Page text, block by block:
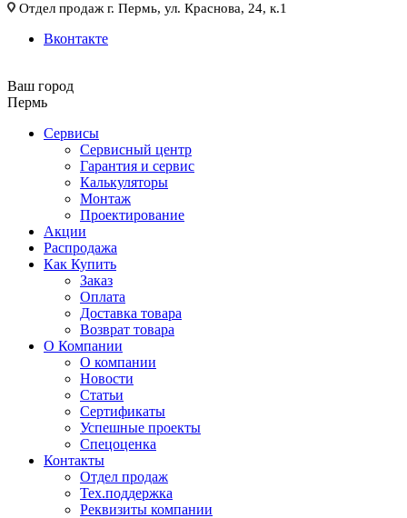
Отдел продаж г. Пермь, ул. Краснова, 24, к.1
Вконтакте
Ваш город
Пермь
Сервисы
Сервисный центр
Гарантия и сервис
Калькуляторы
Монтаж
Проектирование
Акции
Распродажа
Как Купить
Заказ
Оплата
Доставка товара
Возврат товара
О Компании
О компании
Новости
Статьи
Сертификаты
Успешные проекты
Спецоценка
Контакты
Отдел продаж
Тех.поддержка
Реквизиты компании